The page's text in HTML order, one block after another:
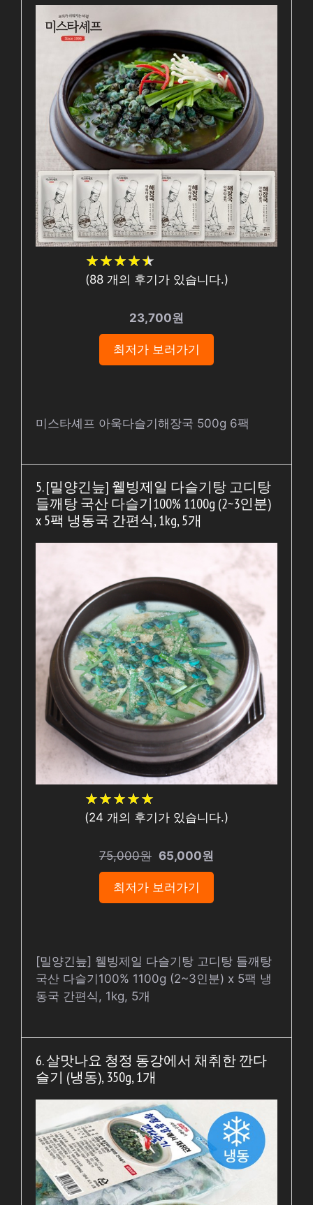
★★★★★
★★★★★
(88개의 후기가 있습니다.)
23,700원
최저가 보러가기
미스타셰프 아욱다슬기해장국 500g 6팩
5. [밀양긴늪] 웰빙제일 다슬기탕 고디탕
들깨탕 국산 다슬기100% 1100g (2~3인분)
x 5팩 냉동국 간편식, 1kg, 5개
★★★★★
★★★★★
(24 개의 후기가 있습니다.)
75,000원 65,000원
최저가 보러가기
[밀양긴늪] 웰빙제일 다슬기탕 고디탕 들깨탕
국산 다슬기100% 1100g (2~3인분) x 5팩 냉
동국 간편식, 1kg, 5개
6. 살맛나요 청정 동강에서 채취한 깐다
슬기 (냉동), 350g, 1개